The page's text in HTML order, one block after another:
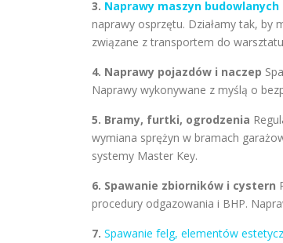
3. Naprawy maszyn budowlanych
naprawy osprzętu. Działamy tak,
związane z transportem do
4. Naprawy pojazdów i naczep
Naprawy wykonywane z myślą o
5. Bramy, furtki, ogrodzenia
wymiana sprężyn w bramach
systemy Master Key.
6. Spawanie zbiorników i cystern
procedury odgazowania i BHP.
7. Spawanie felg, elementów